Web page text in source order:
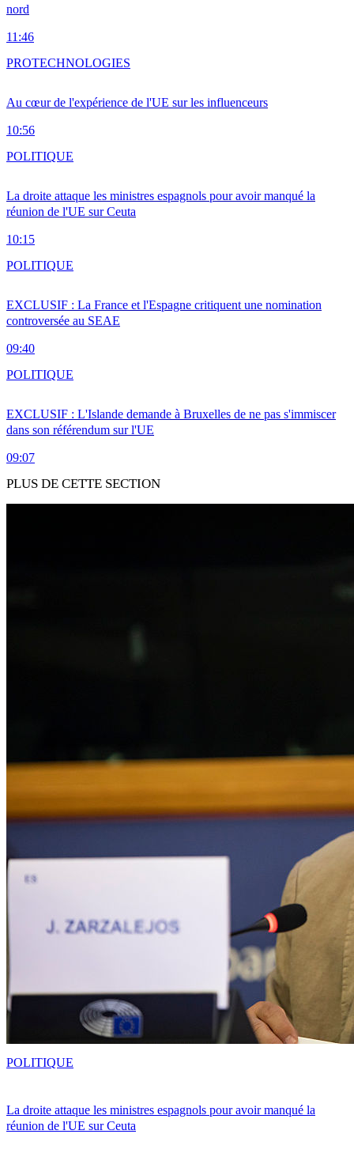
nord
11:46
Au cœur de l'expérience de l'UE sur les influenceurs
10:56
PROTECHNOLOGIES
La droite attaque les ministres espagnols pour avoir manqué la
réunion de l'UE sur Ceuta
10:15
POLITIQUE
EXCLUSIF : La France et l'Espagne critiquent une nomination
controversée au SEAE
09:40
POLITIQUE
EXCLUSIF : L'Islande demande à Bruxelles de ne pas s'immiscer
dans son référendum sur l'UE
09:07
POLITIQUE
PLUS DE CETTE SECTION
La droite attaque les ministres espagnols pour avoir manqué la
réunion de l'UE sur Ceuta
POLITIQUE